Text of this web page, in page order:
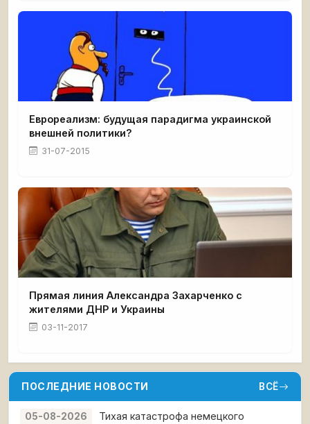
Еврореализм: будущая парадигма украинской
внешней политики?
31-07-2015
Прямая линия Александра Захарченко с
жителями ДНР и Украины
03-11-2017
ПОСЛЕДНИЕ НОВОСТИ ВСЁ
05-08-2026
Тихая катастрофа немецкого